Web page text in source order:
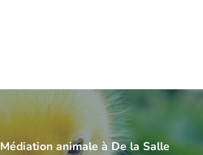
Médiation animale à De la Salle